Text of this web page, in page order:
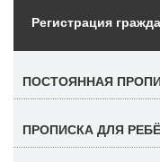
Регистрация
ПОСТОЯННАЯ
ПРОПИСКА ДЛЯ